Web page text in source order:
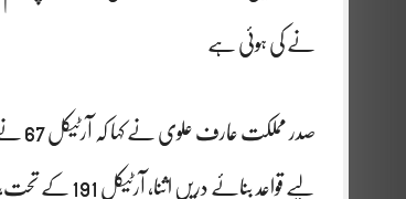
نے کی ہوئی ہے
لیے قواعد